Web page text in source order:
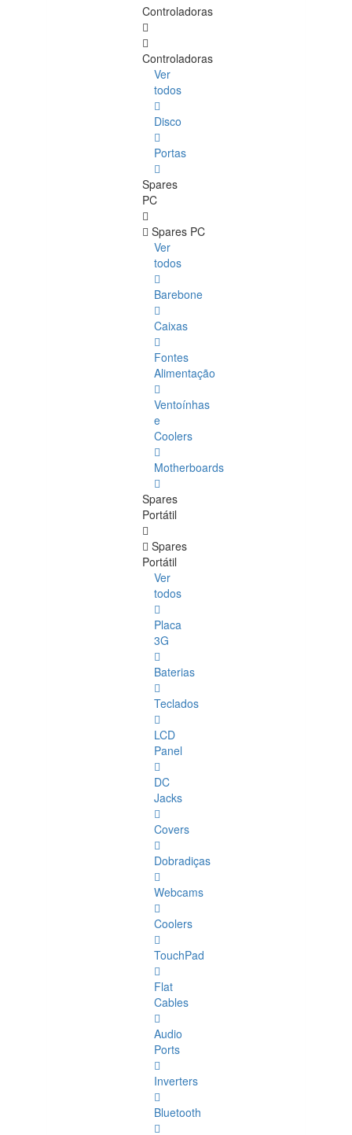
Controladoras
Controladoras
Ver
todos
Disco
Portas
Spares
PC
Spares PC
Ver
todos
Barebone
Caixas
Fontes
Alimentação
Ventoínhas
e
Coolers
Motherboards
Spares
Portátil
Spares
Portátil
Ver
todos
Placa
3G
Baterias
Teclados
LCD
Panel
DC
Jacks
Covers
Dobradiças
Webcams
Coolers
TouchPad
Flat
Cables
Audio
Ports
Inverters
Bluetooth